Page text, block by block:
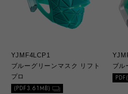
YJMF4LCP1
ブルーグリーンマスク リフト
プロ
(PDF3.61MB)
ブル